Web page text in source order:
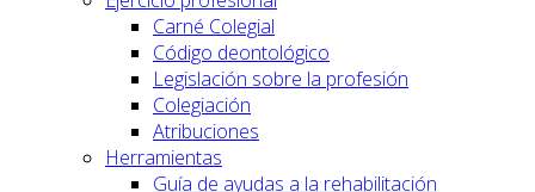
Carné Colegial
Código deontológico
Legislación sobre la profesión
Colegiación
Atribuciones
Herramientas
Guía de ayudas a la rehabilitación